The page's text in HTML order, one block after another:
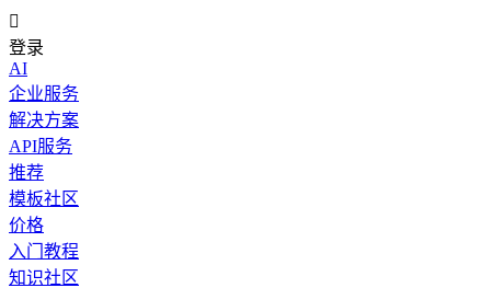

登录
AI
企业服务
解决方案
API服务
推荐
模板社区
价格
入门教程
知识社区